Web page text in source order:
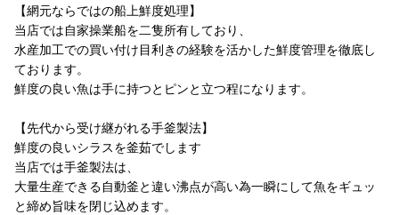
【網元ならではの船上鮮度処理】
当店では自家操業船を二隻所有しており、
水産加工での買い付け目利きの経験を活かした鮮度管理を徹底し
ております。
鮮度の良い魚は手に持つとピンと立つ程になります。
【先代から受け継がれる手釜製法】
鮮度の良いシラスを釜茹でします
当店では手釜製法は、
大量生産できる自動釜と違い沸点が高い為一瞬にして魚をギュッ
と締め旨味を閉じ込めます。